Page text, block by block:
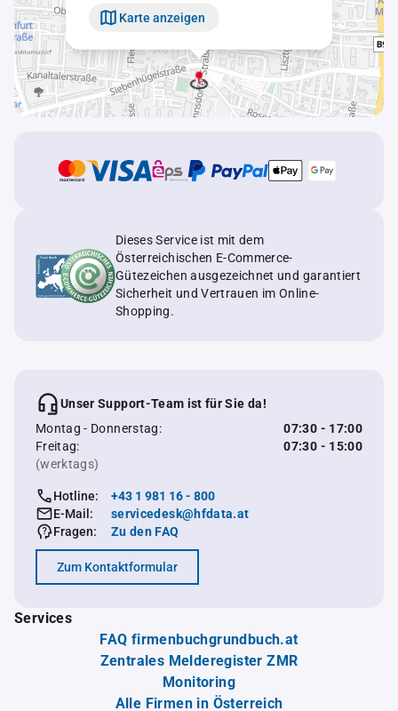
Karte anzeigen
Dieses Service ist mit dem
Österreichischen E-Commerce-
Gütezeichen ausgezeichnet und garantiert
Sicherheit und Vertrauen im Online-
Shopping.
Unser Support-Team ist für Sie da!
Montag - Donnerstag:
07:30 - 17:00
Freitag:
07:30 - 15:00
(werktags)
Hotline:
+43 1 981 16 - 800
E-Mail:
servicedesk@hfdata.at
Fragen:
Zu den FAQ
Zum Kontaktformular
Services
FAQ firmenbuchgrundbuch.at
Zentrales Melderegister ZMR
Monitoring
Alle Firmen in Österreich